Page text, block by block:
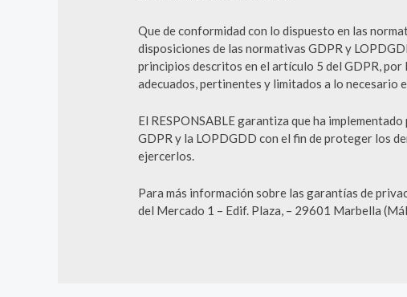
Que de conformidad con lo dispuesto en las
disposiciones de las normativas GDPR y
principios descritos en el artículo 5 del GDPR,
adecuados, pertinentes y limitados a lo necesario
El RESPONSABLE garantiza que ha
GDPR y la LOPDGDD con el fin de proteger los
ejercerlos.
Para más información sobre las garantías de
del Mercado 1 – Edif. Plaza, – 29601 Marbella